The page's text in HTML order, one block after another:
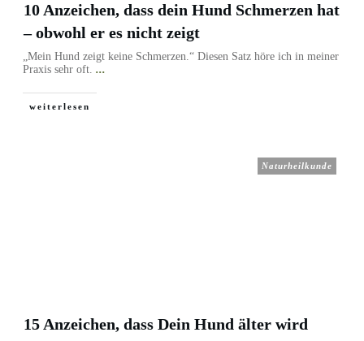
10 Anzeichen, dass dein Hund Schmerzen hat
– obwohl er es nicht zeigt
„Mein Hund zeigt keine Schmerzen.“ Diesen Satz höre ich in meiner
Praxis sehr oft. ...
weiterlesen
Naturheilkunde
15 Anzeichen, dass Dein Hund älter wird